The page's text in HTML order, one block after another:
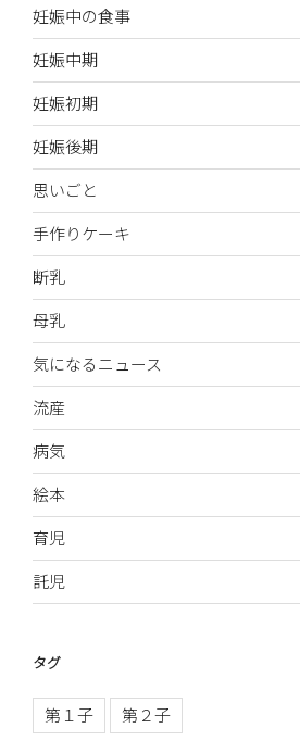
妊娠中の食事
妊娠中期
妊娠初期
妊娠後期
思いごと
手作りケーキ
断乳
母乳
気になるニュース
流産
病気
絵本
育児
託児
タグ
第１子 第２子